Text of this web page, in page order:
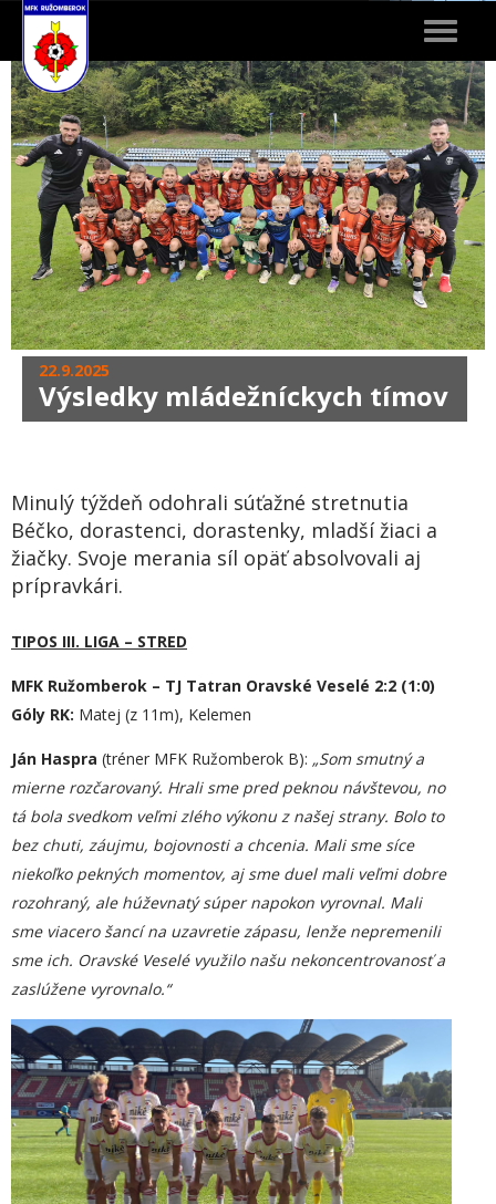
Toggle
22.9.2025
Výsledky mládežníckych tímov
Minulý týždeň odohrali súťažné stretnutia
Béčko, dorastenci, dorastenky, mladší žiaci a
žiačky. Svoje merania síl opäť absolvovali aj
prípravkári.
TIPOS III. LIGA – STRED
MFK Ružomberok – TJ Tatran Oravské Veselé 2:2 (1:0)
Góly RK: Matej (z 11m), Kelemen
Ján Haspra (tréner MFK Ružomberok B): „Som smutný a
mierne rozčarovaný. Hrali sme pred peknou návštevou, no
tá bola svedkom veľmi zlého výkonu z našej strany. Bolo to
bez chuti, záujmu, bojovnosti a chcenia. Mali sme síce
niekoľko pekných momentov, aj sme duel mali veľmi dobre
rozohraný, ale húževnatý súper napokon vyrovnal. Mali
sme viacero šancí na uzavretie zápasu, lenže nepremenili
sme ich. Oravské Veselé využilo našu nekoncentrovanosť a
zaslúžene vyrovnalo.“